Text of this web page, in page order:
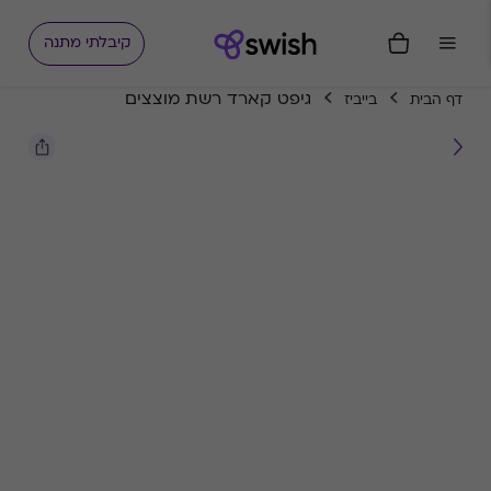
קיבלתי מתנה
דף הבית בייביז גיפט קארד רשת מוצצים